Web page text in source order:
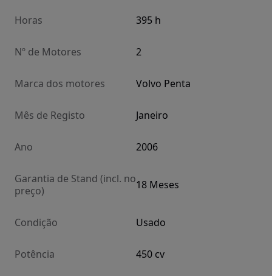
Horas 395 h
Nº de Motores 2
Marca dos motores Volvo Penta
Mês de Registo Janeiro
Ano 2006
Garantia de Stand (incl. no
preço)
18 Meses
Condição Usado
Potência 450 cv